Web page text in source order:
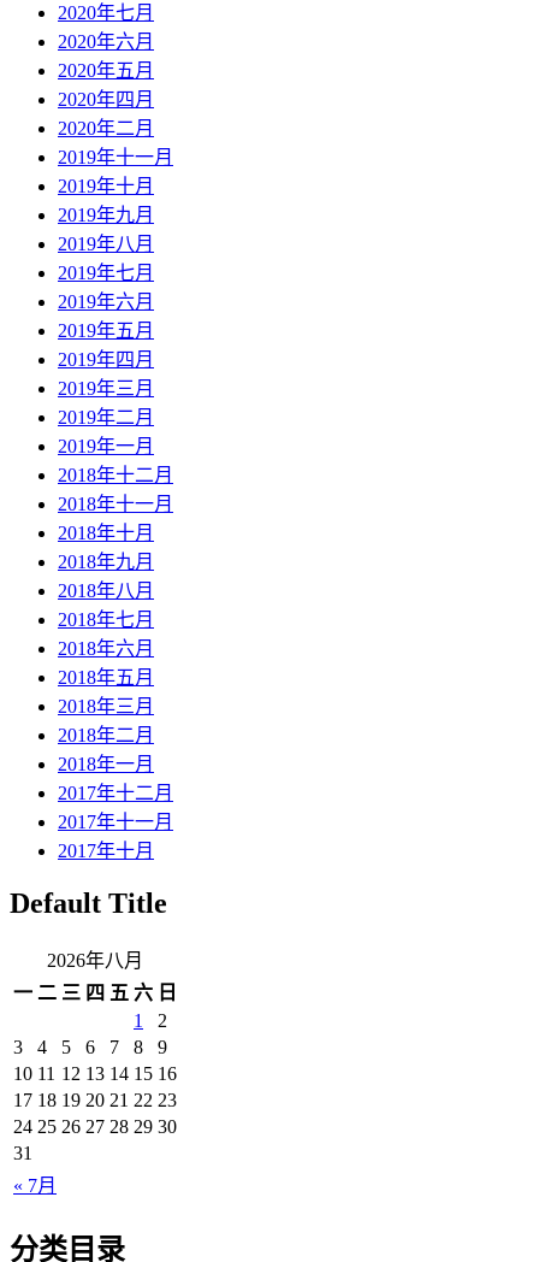
2020年七月
2020年六月
2020年五月
2020年四月
2020年二月
2019年十一月
2019年十月
2019年九月
2019年八月
2019年七月
2019年六月
2019年五月
2019年四月
2019年三月
2019年二月
2019年一月
2018年十二月
2018年十一月
2018年十月
2018年九月
2018年八月
2018年七月
2018年六月
2018年五月
2018年三月
2018年二月
2018年一月
2017年十二月
2017年十一月
2017年十月
Default Title
2026年八月
一 二 三 四 五 六 日
« 7月
1
2
3
4 5 6 7 8
9
10 11 12 13 14 15 16
17 18 19 20 21 22 23
24 25 26 27 28 29 30
31
分类目录